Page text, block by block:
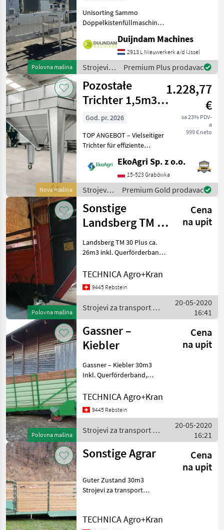
Polovna mašina
Unisorting Sammo
Doppelkistenfüllmaschine
Palettenboxen, Modell:
RIEMPITORE BINS
RBCKistenbreite max 190
cmKistenhöhe max 150
cmBitte beachte
Duijndam Machines
2913 L Nieuwerkerk a/d IJssel
Strojevi
za
transport
/ Sonstige
Premium Plus prodavac
Nova mašina
Pozostałe
Trichter 1,5m3,
Behälter bei
Umladearbeiten
1.228,77
€
sa 23% PDV-
a
999 € neto
God. pr. 2026
TOP ANGEBOT – Vielseitiger
Trichter für effiziente
angebotene Trichter dient
als praktischer
Pufferbehälter bei
Umladearbeiten und
optimiert
EkoAgri Sp. z o.o.
15-523 Grabówka
Strojevi
za
transport
/
Sonstige
Premium Gold prodavac
Polovna mašina
Sonstige
Landsberg TM 30
Plus
Cena
na upit
Landsberg TM 30 Plus ca.
26m3 inkl. Querförderband
Strojevi za doziranje
TECHNICA Agro+Kran
9445 Rebstein
Strojevi za transport /
Sonstige
20-05-2020
16:41
Polovna mašina
Gassner –
Kiebler
Cena
na upit
Gassner – Kiebler 30m3
Inkl. Querförderband,
Strojevi za transport
Strojevi za doziranje
TECHNICA Agro+Kran
9445 Rebstein
Strojevi za transport /
Gassner
20-05-2020
16:21
Sonstige Agrar
Cena
na upit
Guter Zustand 30m3
Strojevi za transport
TECHNICA Agro+Kran